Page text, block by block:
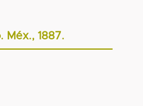
Méx., 1887.